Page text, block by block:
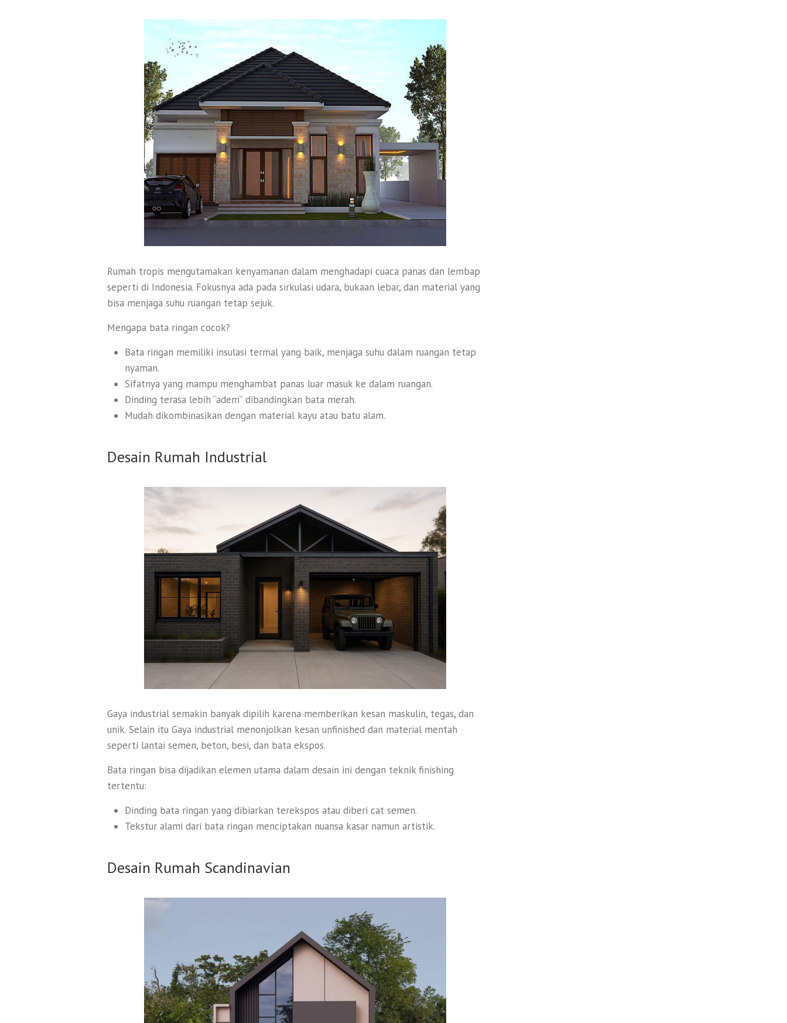
Rumah tropis mengutamakan kenyamanan dalam menghadapi cuaca panas dan lembap
seperti di Indonesia. Fokusnya ada pada sirkulasi udara, bukaan lebar, dan material yang
bisa menjaga suhu ruangan tetap sejuk.
Mengapa bata ringan cocok?
Bata ringan memiliki insulasi termal yang baik, menjaga suhu dalam ruangan tetap
nyaman.
Sifatnya yang mampu menghambat panas luar masuk ke dalam ruangan.
Dinding terasa lebih “adem” dibandingkan bata merah.
Mudah dikombinasikan dengan material kayu atau batu alam.
Desain Rumah Industrial
Gaya industrial semakin banyak dipilih karena memberikan kesan maskulin, tegas, dan
unik. Selain itu Gaya industrial menonjolkan kesan unfinished dan material mentah
seperti lantai semen, beton, besi, dan bata ekspos.
Bata ringan bisa dijadikan elemen utama dalam desain ini dengan teknik finishing
tertentu:
Dinding bata ringan yang dibiarkan terekspos atau diberi cat semen.
Tekstur alami dari bata ringan menciptakan nuansa kasar namun artistik.
Desain Rumah Scandinavian